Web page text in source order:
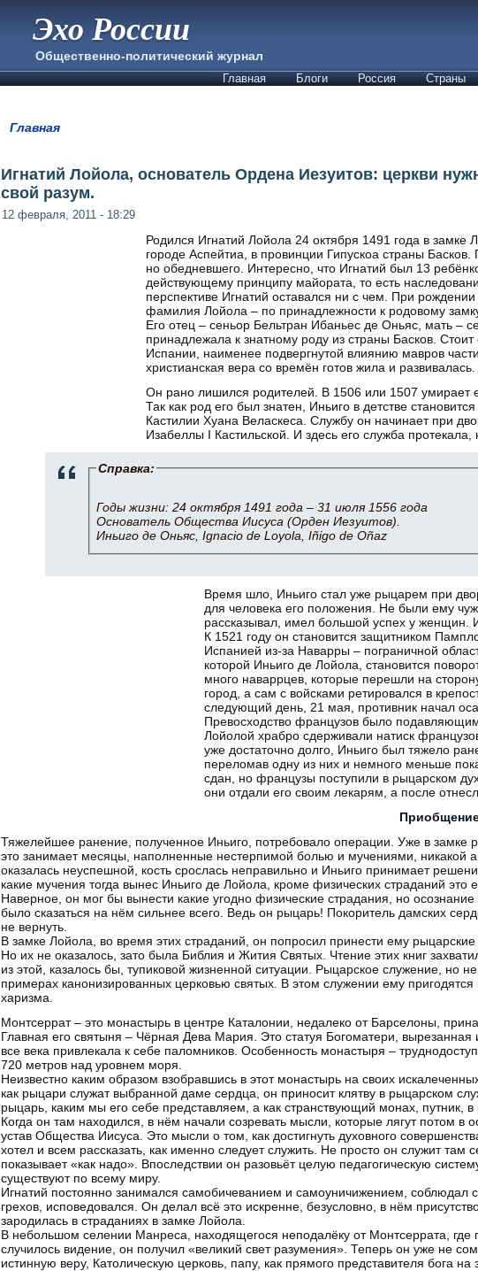
Эхо России
Общественно-политический журнал
Главная Блоги Россия Страны
Главная
Игнатий Лойола, основатель Ордена Иезуитов: церкви
свой разум.
12 февраля, 2011 - 18:29
Родился Игнатий Лойола 24 октября 1491 года в замке
городе Аспейтиа, в провинции Гипускоа страны Басков.
но обедневшего. Интересно, что Игнатий был 13
действующему принципу майората, то есть
перспективе Игнатий оставался ни с чем. При
фамилия Лойола – по принадлежности к родовому
Его отец – сеньор Бельтран Ибаньес де Оньяс, мать –
принадлежала к знатному роду из страны Басков.
Испании, наименее подвергнутой влиянию мавров
христианская вера со времён готов жила и развивалась.
Он рано лишился родителей. В 1506 или 1507 умирает
Так как род его был знатен, Иньиго в детстве
Кастилии Хуана Веласкеса. Службу он начинает при
Изабеллы I Кастильской. И здесь его служба
Справка:
Годы жизни: 24 октября 1491 года – 31 июля 1556 года
Основатель Общества Иисуса (Орден Иезуитов).
Иньиго де Оньяс, Ignacio de Loyola, Iñigo de Oñaz
Время шло, Иньиго стал уже рыцарем при
для человека его положения. Не были ему
рассказывал, имел большой успех у женщин.
К 1521 году он становится защитником
Испанией из-за Наварры – пограничной
которой Иньиго де Лойола, становится
много наваррцев, которые перешли на
город, а сам с войсками ретировался в
следующий день, 21 мая, противник начал
Превосходство французов было
Лойолой храбро сдерживали натиск
уже достаточно долго, Иньиго был тяжело
переломав одну из них и немного меньше
сдан, но французы поступили в рыцарском
они отдали его своим лекарям, а после
Тяжелейшее ранение, полученное Иньиго, потребовало операции. Уже в замке
это занимает месяцы, наполненные нестерпимой болью и мучениями, никакой
оказалась неуспешной, кость срослась неправильно и Иньиго принимает
какие мучения тогда вынес Иньиго де Лойола, кроме физических страданий это
Наверное, он мог бы вынести какие угодно физические страдания, но
было сказаться на нём сильнее всего. Ведь он рыцарь! Покоритель дамских
не вернуть.
В замке Лойола, во время этих страданий, он попросил принести ему рыцарские
Но их не оказалось, зато была Библия и Жития Святых. Чтение этих книг
из этой, казалось бы, тупиковой жизненной ситуации. Рыцарское служение, но
примерах канонизированных церковью святых. В этом служении ему пригодятся
харизма.
Монтсеррат – это монастырь в центре Каталонии, недалеко от Барселоны,
Главная его святыня – Чёрная Дева Мария. Это статуя Богоматери, вырезанная
все века привлекала к себе паломников. Особенность монастыря –
720 метров над уровнем моря.
Неизвестно каким образом взобравшись в этот монастырь на своих
как рыцари служат выбранной даме сердца, он приносит клятву в рыцарском
рыцарь, каким мы его себе представляем, а как странствующий монах, путник, в
Когда он там находился, в нём начали созревать мысли, которые лягут потом в
устав Общества Иисуса. Это мысли о том, как достигнуть духовного
хотел и всем рассказать, как именно следует служить. Не просто он служит там
показывает «как надо». Впоследствии он разовьёт целую педагогическую
существуют по всему миру.
Игнатий постоянно занимался самобичеванием и самоуничижением, соблюдал
грехов, исповедовался. Он делал всё это искренне, безусловно, в нём
зародилась в страданиях в замке Лойола.
В небольшом селении Манреса, находящегося неподалёку от Монтсеррата, где
случилось видение, он получил «великий свет разумения». Теперь он уже не
истинную веру, Католическую церковь, папу, как прямого представителя бога на